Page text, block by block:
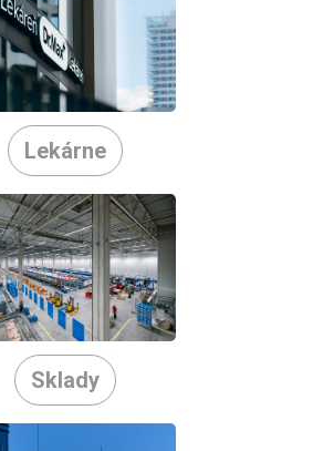
Lekárne
Sklady